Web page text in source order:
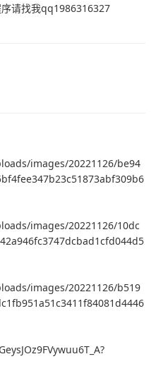
请找我qq1986316327
images/20221126/be94
images/20221126/10dc
images/20221126/b519